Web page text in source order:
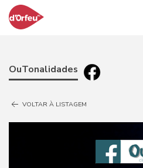
OuTonalidades
VOLTAR À LISTAGEM